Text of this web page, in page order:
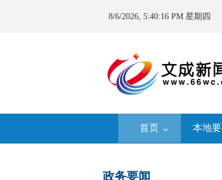
8/6/2026, 5:40:17 PM 星期四
首页 本地
政务要闻